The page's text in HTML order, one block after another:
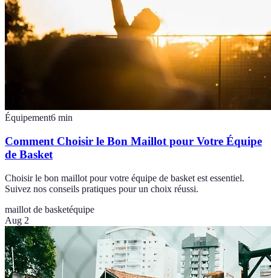
Équipement6 min
Comment Choisir le Bon Maillot pour Votre Équipe
de Basket
Choisir le bon maillot pour votre équipe de basket est essentiel.
Suivez nos conseils pratiques pour un choix réussi.
maillot de basketéquipe
Aug 2